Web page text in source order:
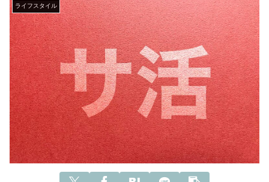
ライフスタイル